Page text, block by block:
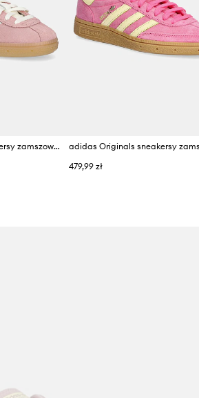
adidas Originals sneakersy zamszowe Muenchen
479,99 zł